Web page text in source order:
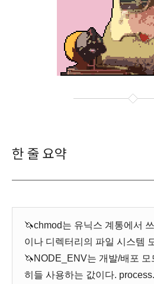
한 줄 요약
🦄chmod는 유닉스 계통에서
이나 디렉터리의 파일 시스템
🦄NODE_ENV는 개발/배포 모
히들 사용하는 값이다.